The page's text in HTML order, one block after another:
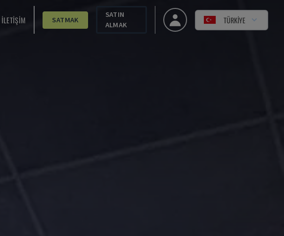
İLETIŞIM SATMAK
SATIN
ALMAK
TÜRKIYE